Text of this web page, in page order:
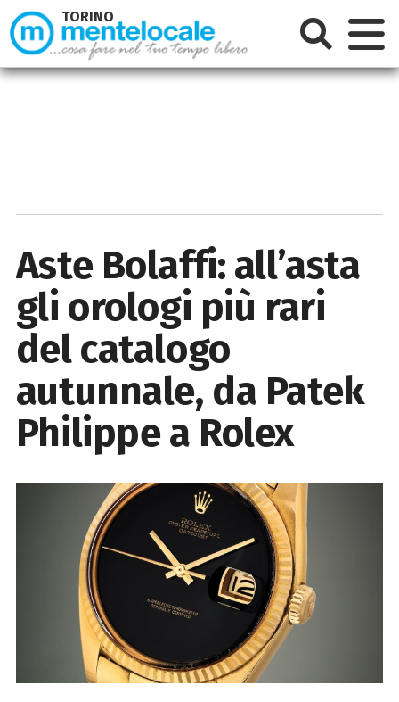
Aste Bolaffi: all’asta
gli orologi più rari
del catalogo
autunnale, da Patek
Philippe a Rolex
TORINO